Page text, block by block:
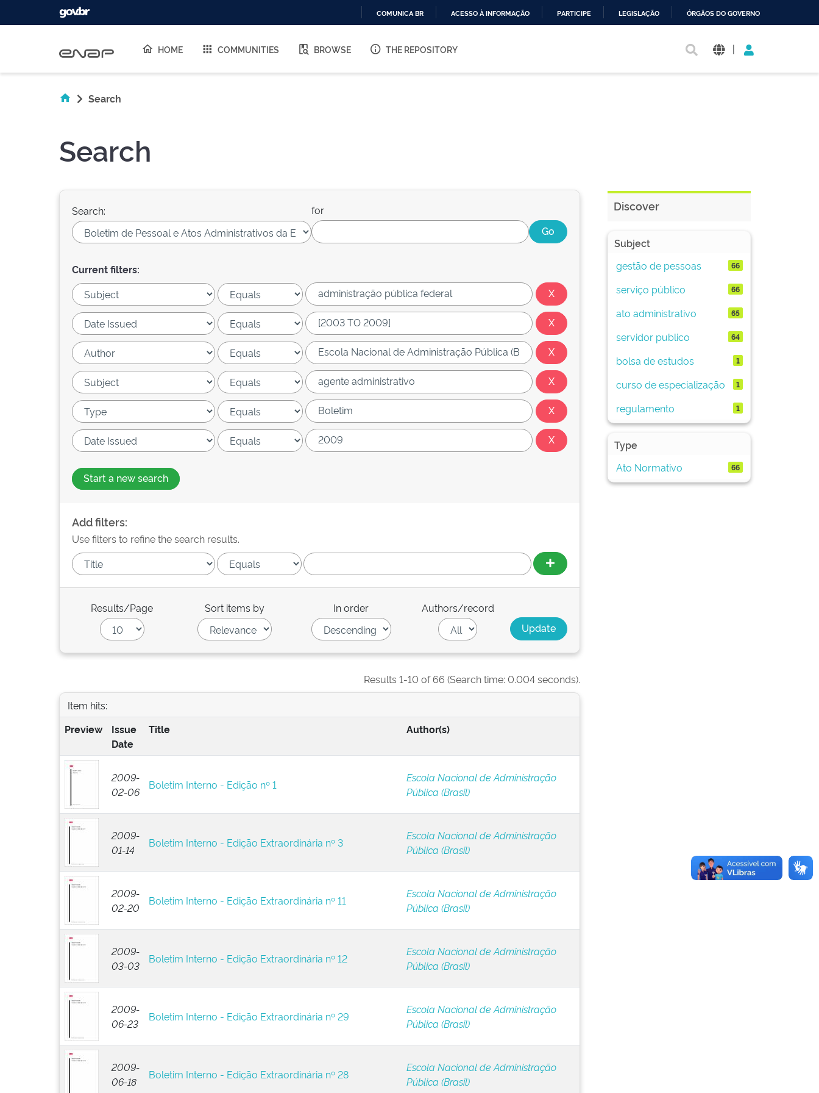
O
COMUNICA BR ACESSO À INFORMAÇÃO PARTICIPE LEGISLAÇÃO ÓRGÃOS DO GOVERNO
HOME COMMUNITIES BROWSE THE REPOSITORY |
Search
Search
Search: for
Current filters:
Start a new search
Add filters:
Use filters to refine the search results.
Results/Page Sort items by In order Authors/record
Results 1-10 of 66 (Search time: 0.004 seconds).
Item hits:
Preview
Issue
Date
Title Author(s)
2009-
02-06
Boletim Interno - Edição nº 1
Escola Nacional de Administração
Pública (Brasil)
2009-
01-14
Boletim Interno - Edição Extraordinária nº 3
Escola Nacional de Administração
Pública (Brasil)
2009-
02-20
Boletim Interno - Edição Extraordinária nº 11
Escola Nacional de Administração
Pública (Brasil)
2009-
03-03
Boletim Interno - Edição Extraordinária nº 12
Escola Nacional de Administração
Pública (Brasil)
2009-
06-23
Boletim Interno - Edição Extraordinária nº 29
Escola Nacional de Administração
Pública (Brasil)
2009-
06-18
Boletim Interno - Edição Extraordinária nº 28
Escola Nacional de Administração
Pública (Brasil)
Discover
Subject
gestão de pessoas
66
serviço público 66
ato administrativo 65
servidor publico 64
bolsa de estudos 1
curso de especialização 1
regulamento 1
Type
Ato Normativo
66